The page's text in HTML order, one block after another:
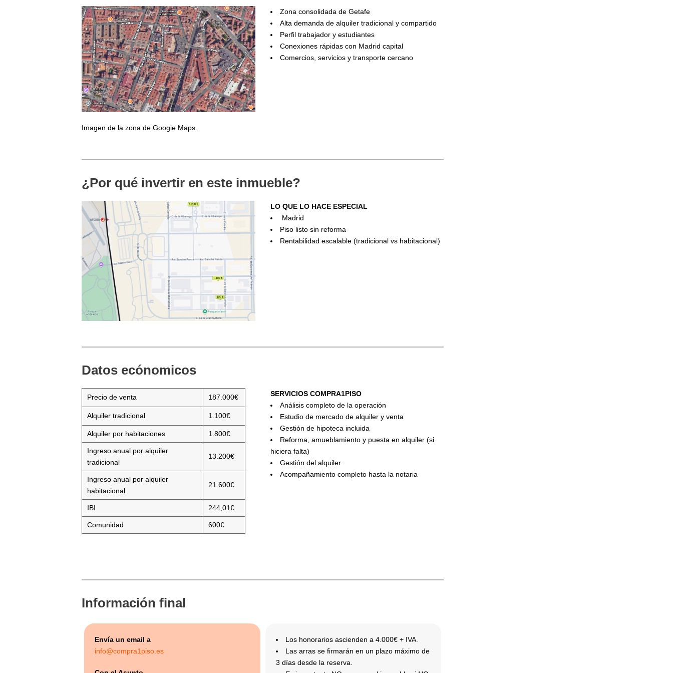
Imagen de la zona de Google Maps.
Zona consolidada de Getafe
Alta demanda de alquiler tradicional y compartido
Perfil trabajador y estudiantes
Conexiones rápidas con Madrid capital
Comercios, servicios y transporte cercano
¿Por qué invertir en este inmueble?
LO QUE LO HACE ESPECIAL
Madrid
Piso listo sin reforma
Rentabilidad escalable (tradicional vs habitacional)
Datos ecónomicos
Precio de venta 187.000€
Alquiler tradicional 1.100€
Alquiler por habitaciones 1.800€
Ingreso anual por alquiler
tradicional
13.200€
Ingreso anual por alquiler
habitacional
21.600€
IBI 244,01€
Comunidad 600€
SERVICIOS COMPRA1PISO
Análisis completo de la operación
Estudio de mercado de alquiler y venta
Gestión de hipoteca incluida
Reforma, amueblamiento y puesta en alquiler (si
hiciera falta)
Gestión del alquiler
Acompañamiento completo hasta la notaria
Información final
Envía un email a
info@compra1piso.es
Los honorarios ascienden a 4.000€ + IVA.
Las arras se firmarán en un plazo máximo de
3 días desde la reserva.